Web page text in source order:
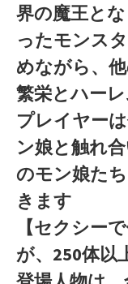
界の魔王と
ったモンス
めながら、
繁栄とハー
プレイヤー
ン娘と触れ
のモン娘た
きます
【セクシー
が、250体以